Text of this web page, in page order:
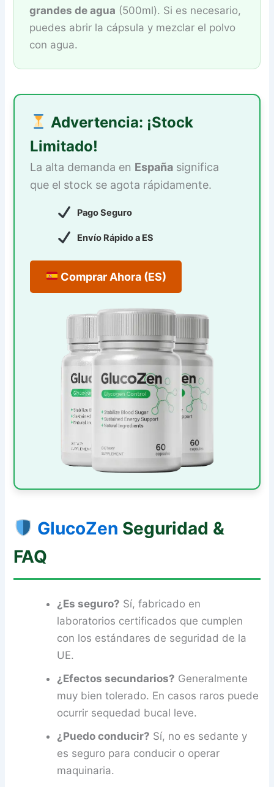
grandes de agua (500ml). Si es necesario,
puedes abrir la cápsula y mezclar el polvo
con agua.
Advertencia: ¡Stock
Limitado!
La alta demanda en España significa
que el stock se agota rápidamente.
Pago Seguro
Envío Rápido a ES
Comprar Ahora (ES)
GlucoZen Seguridad &
FAQ
¿Es seguro? Sí, fabricado en
laboratorios certificados que cumplen
con los estándares de seguridad de la
UE.
¿Efectos secundarios? Generalmente
muy bien tolerado. En casos raros puede
ocurrir sequedad bucal leve.
¿Puedo conducir? Sí, no es sedante y
es seguro para conducir o operar
maquinaria.